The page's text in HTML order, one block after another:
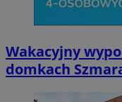
Wakacyjny
domkach